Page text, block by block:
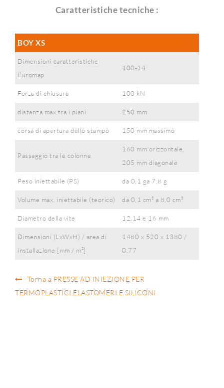
Caratteristiche tecniche :
BOY XS
Dimensioni caratteristiche
Euromap
100-14
Forza di chiusura 100 kN
distanza max tra i piani 250 mm
corsa di apertura dello stampo 150 mm massimo
Passaggio tra le colonne
160 mm orizzontale,
205 mm diagonale
Peso iniettabile (PS) da 0,1 ga 7,8 g
Volume max. iniettabile (teorico) da 0,1 cm³ a ​​8,0 cm³
Diametro della vite 12,14 e 16 mm
Dimensioni (LxWxH) / area di
installazione [mm / m²]
1480 x 520 x 1380 /
0,77
Torna a PRESSE AD INIEZIONE PER
TERMOPLASTICI ELASTOMERI E SILICONI